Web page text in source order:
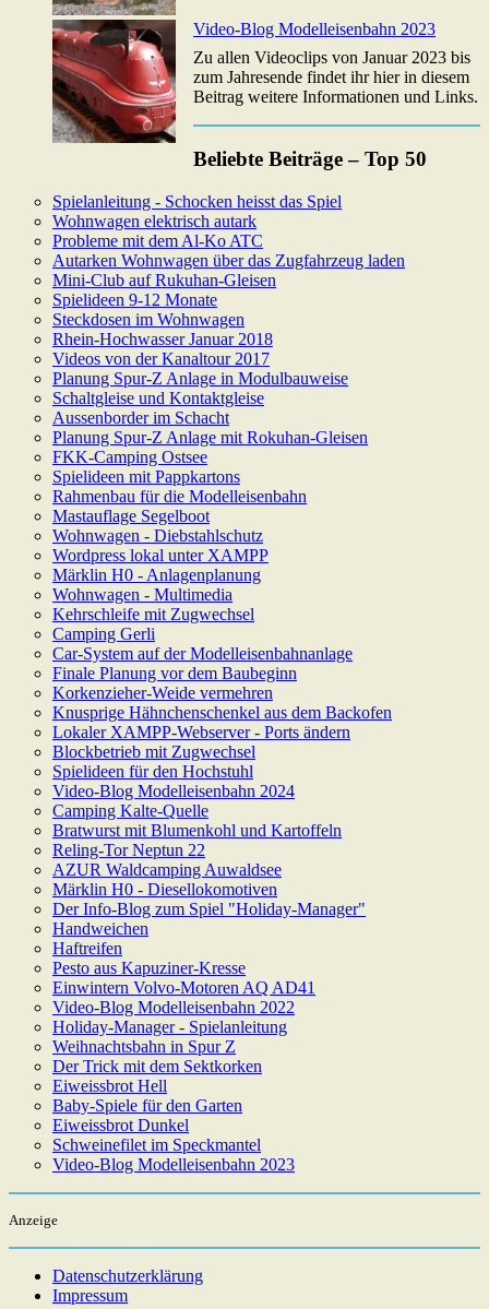
Video-Blog Modelleisenbahn 2023
Zu allen Videoclips von Januar 2023 bis
zum Jahresende findet ihr hier in diesem
Beitrag weitere Informationen und Links.
Beliebte Beiträge – Top 50
Spielanleitung - Schocken heisst das Spiel
Wohnwagen elektrisch autark
Probleme mit dem Al-Ko ATC
Autarken Wohnwagen über das Zugfahrzeug laden
Mini-Club auf Rukuhan-Gleisen
Spielideen 9-12 Monate
Steckdosen im Wohnwagen
Rhein-Hochwasser Januar 2018
Videos von der Kanaltour 2017
Planung Spur-Z Anlage in Modulbauweise
Schaltgleise und Kontaktgleise
Aussenborder im Schacht
Planung Spur-Z Anlage mit Rokuhan-Gleisen
FKK-Camping Ostsee
Spielideen mit Pappkartons
Rahmenbau für die Modelleisenbahn
Mastauflage Segelboot
Wohnwagen - Diebstahlschutz
Wordpress lokal unter XAMPP
Märklin H0 - Anlagenplanung
Wohnwagen - Multimedia
Kehrschleife mit Zugwechsel
Camping Gerli
Car-System auf der Modelleisenbahnanlage
Finale Planung vor dem Baubeginn
Korkenzieher-Weide vermehren
Knusprige Hähnchenschenkel aus dem Backofen
Lokaler XAMPP-Webserver - Ports ändern
Blockbetrieb mit Zugwechsel
Spielideen für den Hochstuhl
Video-Blog Modelleisenbahn 2024
Camping Kalte-Quelle
Bratwurst mit Blumenkohl und Kartoffeln
Reling-Tor Neptun 22
AZUR Waldcamping Auwaldsee
Märklin H0 - Diesellokomotiven
Der Info-Blog zum Spiel "Holiday-Manager"
Handweichen
Haftreifen
Pesto aus Kapuziner-Kresse
Einwintern Volvo-Motoren AQ AD41
Video-Blog Modelleisenbahn 2022
Holiday-Manager - Spielanleitung
Weihnachtsbahn in Spur Z
Der Trick mit dem Sektkorken
Eiweissbrot Hell
Baby-Spiele für den Garten
Eiweissbrot Dunkel
Schweinefilet im Speckmantel
Video-Blog Modelleisenbahn 2023
Anzeige
Datenschutzerklärung
Impressum